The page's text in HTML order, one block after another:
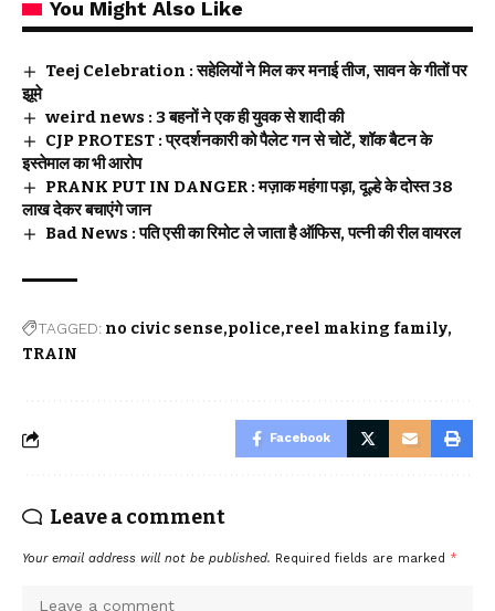
You Might Also Like
Teej Celebration : सहेलियों ने मिल कर मनाई तीज, सावन के गीतों पर
झूमे
weird news : 3 बहनों ने एक ही युवक से शादी की
CJP PROTEST : प्रदर्शनकारी को पैलेट गन से चोटें, शॉक बैटन के
इस्तेमाल का भी आरोप
PRANK PUT IN DANGER : मज़ाक महंगा पड़ा, दूल्हे के दोस्त 38
लाख देकर बचाएंगे जान
Bad News : पति एसी का रिमोट ले जाता है ऑफिस, पत्नी की रील वायरल
TAGGED: no civic sense police reel making family
TRAIN
Facebook
Leave a comment
Your email address will not be published. Required fields are marked *